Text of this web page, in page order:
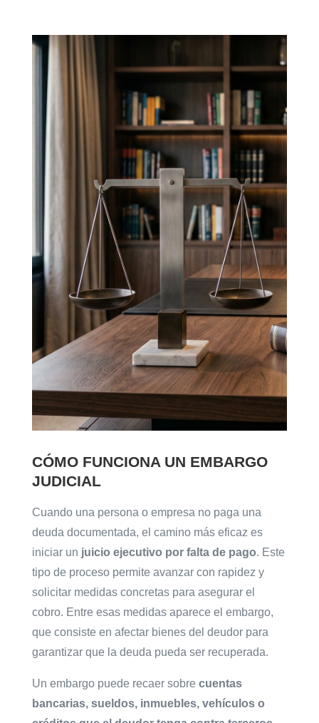
CÓMO FUNCIONA UN EMBARGO
JUDICIAL
Cuando una persona o empresa no paga una
deuda documentada, el camino más eficaz es
iniciar un juicio ejecutivo por falta de pago. Este
tipo de proceso permite avanzar con rapidez y
solicitar medidas concretas para asegurar el
cobro. Entre esas medidas aparece el embargo,
que consiste en afectar bienes del deudor para
garantizar que la deuda pueda ser recuperada.
Un embargo puede recaer sobre cuentas
bancarias, sueldos, inmuebles, vehículos o